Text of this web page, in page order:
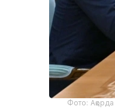
Фото: Ақорда